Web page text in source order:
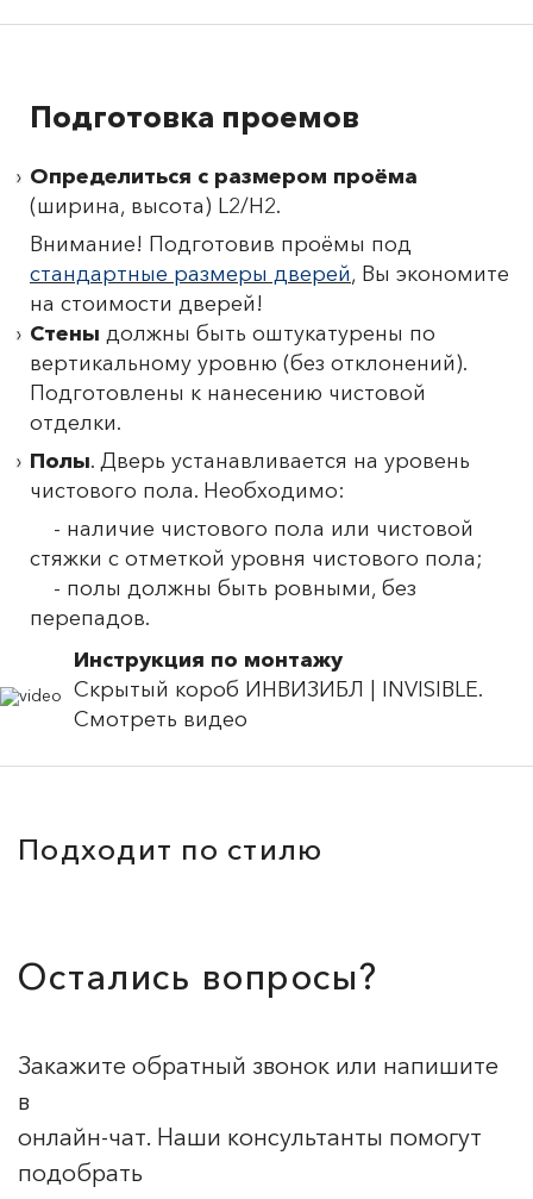
Подготовка проемов
Определиться с размером проёма
(ширина, высота) L2/H2.
Внимание! Подготовив проёмы под
стандартные размеры дверей, Вы экономите
на стоимости дверей!
Стены должны быть оштукатурены по
вертикальному уровню (без отклонений).
Подготовлены к нанесению чистовой
отделки.
Полы. Дверь устанавливается на уровень
чистового пола. Необходимо:
- наличие чистового пола или чистовой
стяжки с отметкой уровня чистового пола;
- полы должны быть ровными, без
перепадов.
Инструкция по монтажу
Скрытый короб ИНВИЗИБЛ | INVISIBLE.
Смотреть видео
Подходит по стилю
Остались вопросы?
Закажите обратный звонок или напишите
в
онлайн-чат. Наши консультанты помогут
подобрать